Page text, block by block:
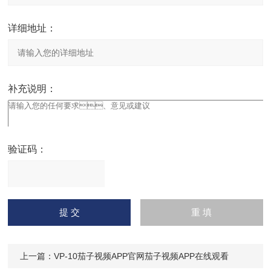
详细地址：
补充说明：
验证码：
请
输入计算结果（填写阿拉
伯数字），如：三加四=7
上一篇：VP-10茄子视频APP官网茄子视频APP在线观看